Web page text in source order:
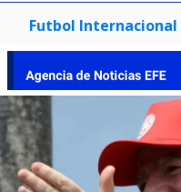
Futbol Internacional